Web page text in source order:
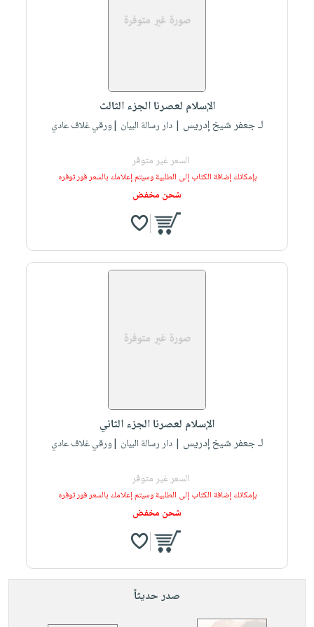
الإسلام لعصرنا الجزء الثالث
لـ جعفر شيخ إدريس | دار رسالة البيان |ورقي غلاف عادي
السعر غير متوفر
بإمكانك إضافة الكتاب إلى الطلبية وسيتم إعلامك بالسعر فور توفره
شحن مخفض
الإسلام لعصرنا الجزء الثاني
لـ جعفر شيخ إدريس | دار رسالة البيان |ورقي غلاف عادي
السعر غير متوفر
بإمكانك إضافة الكتاب إلى الطلبية وسيتم إعلامك بالسعر فور توفره
شحن مخفض
صدر حديثاً